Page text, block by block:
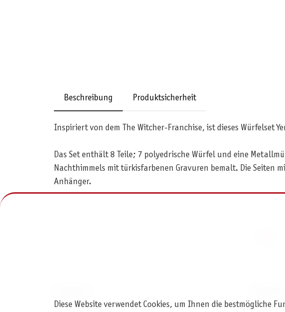
Beschreibung Produktsicherheit
Inspiriert von dem The Witcher-Franchise, ist dieses Würfelset
Das Set enthält 8 Teile; 7 polyedrische Würfel und eine
Nachthimmels mit türkisfarbenen Gravuren bemalt. Die Seiten
Anhänger.
AGB
Diese Website verwendet Cookies, um Ihnen die bestmögliche